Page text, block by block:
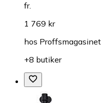
fr.
1 769 kr
hos Proffsmagasinet
+8 butiker